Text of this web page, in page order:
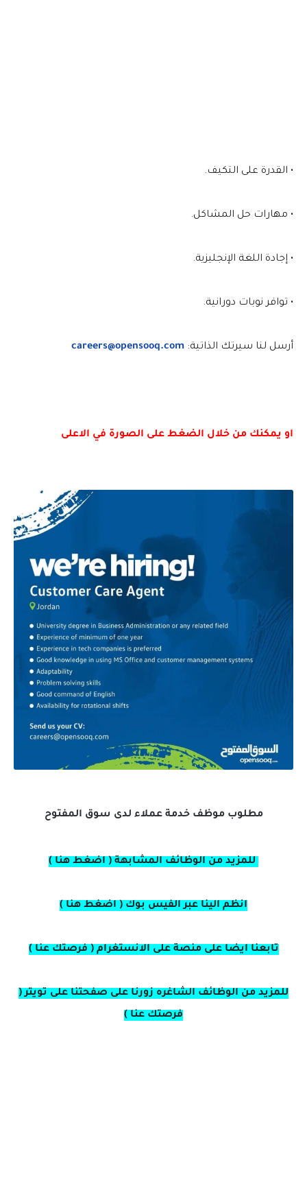
• القدرة على التكيف.
• مهارات حل المشاكل.
• إجادة اللغة الإنجليزية.
• توافر نوبات دورانية.
أرسل لنا سيرتك الذاتية: careers@opensooq.com
او يمكنك من خلال الضغط على الصورة في الاعلى
مطلوب موظف خدمة عملاء لدى سوق المفتوح
للمزيد من الوظائف المشابهة ( اضغط هنا )
انظم الينا عبر الفيس بوك ( اضغط هنا )
تابعنا ايضا على منصة على الانستغرام ( فرصتك عنا )
للمزيد من الوظائف الشاغره زورنا على صفحتنا على تويتر (
فرصتك عنا )